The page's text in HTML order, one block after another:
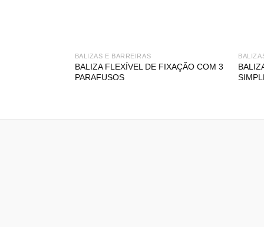
BALIZAS E BARREIRAS
BALIZA FLEXÍVEL DE FIXAÇÃO COM 3
PARAFUSOS